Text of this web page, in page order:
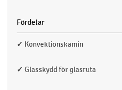
Fördelar
✓ Konvektionskamin
✓ Glasskydd för glasruta